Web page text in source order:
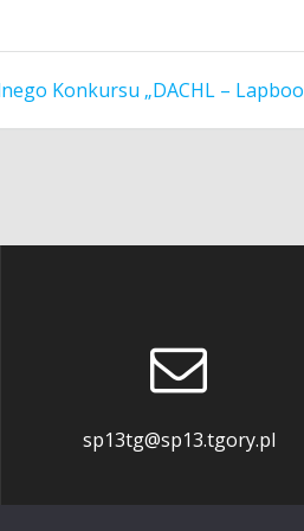
Konkursu „DACHL –
sp13tg@sp13.tgory.pl